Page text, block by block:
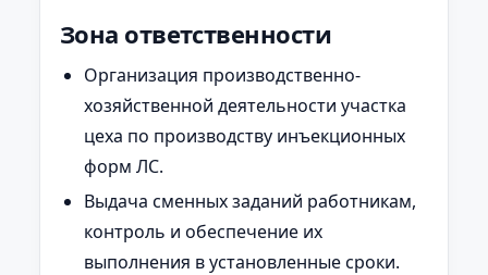
Зона ответственности
Организация производственно-
хозяйственной деятельности участка
цеха по производству инъекционных
форм ЛС.
Выдача сменных заданий работникам,
контроль и обеспечение их
выполнения в установленные сроки.